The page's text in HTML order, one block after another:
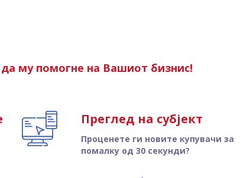
му помогне на Вашиот бизнис!
Преглед на субјект
Проценете ги новите купувачи за
помалку од 30 секунди?